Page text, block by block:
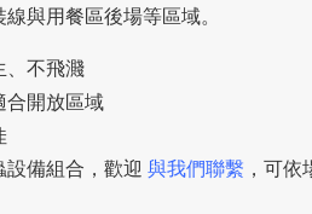
與用餐區後場等區域。
、不飛濺
合開放區域
備組合，歡迎 與我們聯繫 ，可